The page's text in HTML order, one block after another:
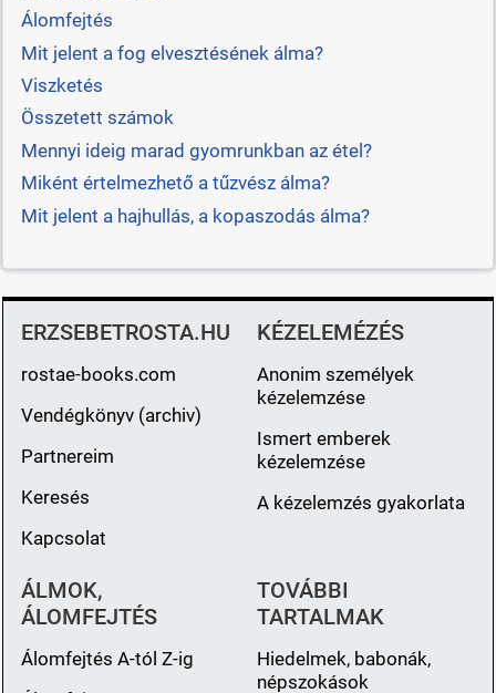
Álomfejtés
Mit jelent a fog elvesztésének álma?
Viszketés
Összetett számok
Mennyi ideig marad gyomrunkban az étel?
Miként értelmezhető a tűzvész álma?
Mit jelent a hajhullás, a kopaszodás álma?
ERZSEBETROSTA.HU
rostae-books.com
Vendégkönyv (archiv)
Partnereim
Keresés
Kapcsolat
KÉZELEMÉZÉS
Anonim személyek
kézelemzése
Ismert emberek
kézelemzése
A kézelemzés gyakorlata
ÁLMOK,
ÁLOMFEJTÉS
Álomfejtés A-tól Z-ig
TOVÁBBI
TARTALMAK
Hiedelmek, babonák,
népszokások